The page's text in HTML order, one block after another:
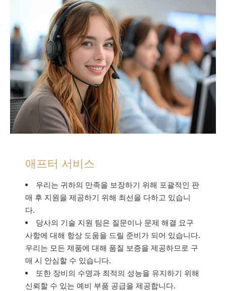
애프터 서비스
우리는 귀하의 만족을 보장하기 위해 포괄적인 판
매 후 지원을 제공하기 위해 최선을 다하고 있습니
다.
당사의 기술 지원 팀은 질문이나 문제 해결 요구
사항에 대해 항상 도움을 드릴 준비가 되어 있습니다.
우리는 모든 제품에 대해 품질 보증을 제공하므로 구
매 시 안심할 수 있습니다.
또한 장비의 수명과 최적의 성능을 유지하기 위해
신뢰할 수 있는 예비 부품 공급을 제공합니다.